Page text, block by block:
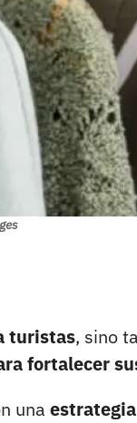
turistas, sino
fortalecer
una